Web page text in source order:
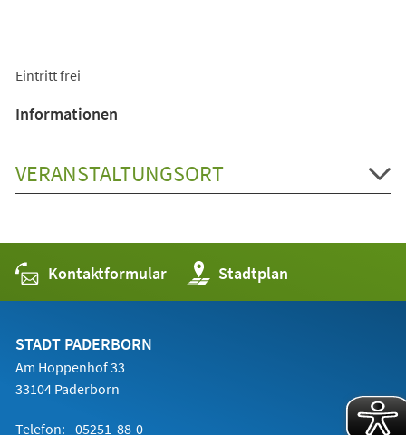
Eintritt frei
Informationen
VERANSTALTUNGSORT
Kontaktformular Stadtplan
(Öffnet
in
einem
STADT PADERBORN
Am Hoppenhof 33
33104 Paderborn
Telefon: 05251 88-0